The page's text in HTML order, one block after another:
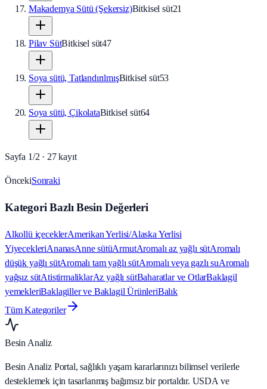
Makademya Sütü (Şekersiz)Bitkisel süt21
Pilav SütBitkisel süt47
Soya sütü, TatlandırılmışBitkisel süt53
Soya sütü, ÇikolataBitkisel süt64
Sayfa 1/2 · 27 kayıt
ÖncekiSonraki
Kategori Bazlı Besin Değerleri
Alkollü içeceklerAmerikan Yerlisi/Alaska Yerlisi
YiyecekleriAnanasAnne sütüArmutAromalı az yağlı sütAromalı
düşük yağlı sütAromalı tam yağlı sütAromalı veya gazlı suAromalı
yağsız sütAtistirmaliklarAz yağlı sütBaharatlar ve OtlarBaklagil
yemekleriBaklagiller ve Baklagil ÜrünleriBalık
Tüm Kategoriler
Besin Analiz
Besin Analiz Portal, sağlıklı yaşam kararlarınızı bilimsel verilerle
desteklemek için tasarlanmış bağımsız bir portaldır. USDA ve